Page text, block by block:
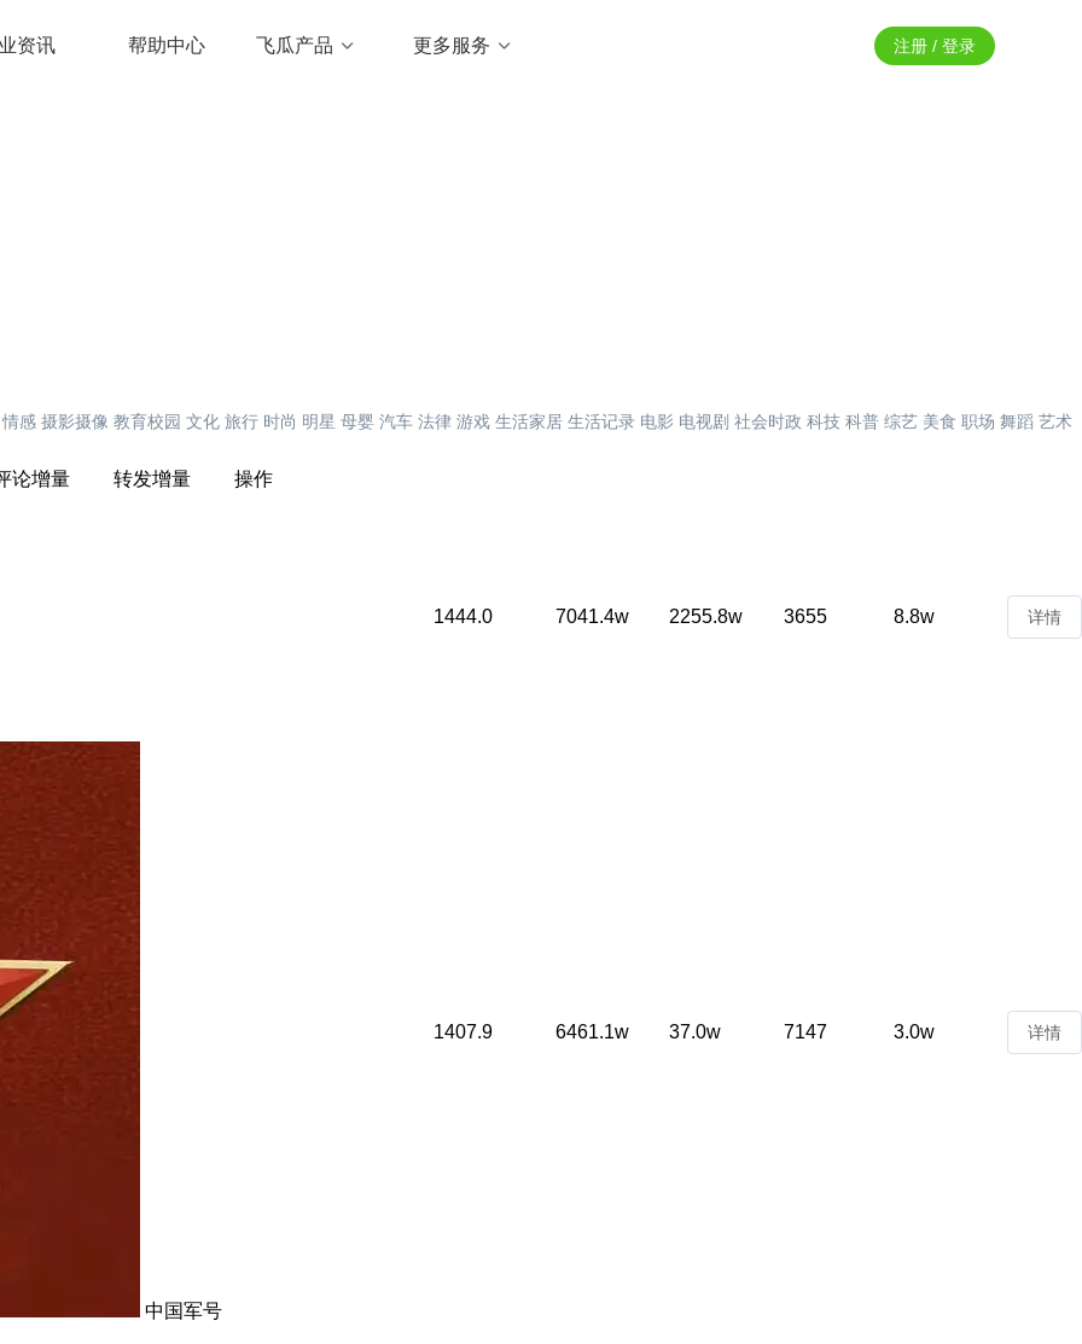
资讯 帮助中心 飞瓜产品 更多服务 注册 / 登录
情感 摄影摄像 教育校园 文化 旅行 时尚 明星 母婴 汽车 法律 游戏 生活家居 生活记录 电影 电视剧 社会时政 科技 科普 综艺 美食 职场 舞蹈 艺术
论增量 转发增量 操作
1444.0 7041.4w 2255.8w 3655 8.8w 详情
中国军号
1407.9 6461.1w 37.0w 7147 3.0w 详情